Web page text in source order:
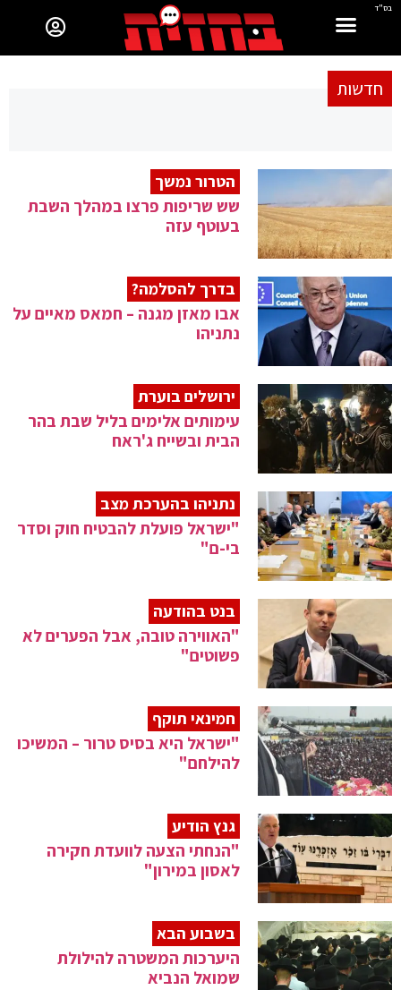
בס"ד
חדשות
הטרור נמשך
שש שריפות פרצו במהלך השבת
בעוטף עזה
בדרך להסלמה?
אבו מאזן מגנה – חמאס מאיים על
נתניהו
ירושלים בוערת
עימותים אלימים בליל שבת בהר
הבית ובשייח ג'ראח
נתניהו בהערכת מצב
"ישראל פועלת להבטיח חוק וסדר
בי-ם"
בנט בהודעה
"האווירה טובה, אבל הפערים לא
פשוטים"
חמינאי תוקף
"ישראל היא בסיס טרור – המשיכו
להילחם"
גנץ הודיע
"הנחתי הצעה לוועדת חקירה
לאסון במירון"
בשבוע הבא
היערכות המשטרה להילולת
שמואל הנביא